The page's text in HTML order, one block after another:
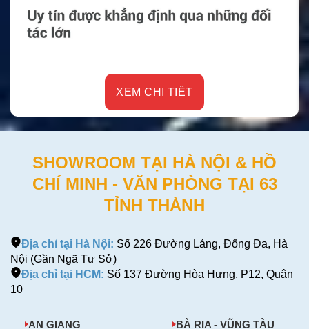
XEM CHI TIẾT
SHOWROOM TẠI HÀ NỘI & HỒ
CHÍ MINH - VĂN PHÒNG TẠI 63
TỈNH THÀNH
Địa chỉ tại Hà Nội: Số 226 Đường Láng, Đống Đa, Hà
Nội (Gần Ngã Tư Sở)
Địa chỉ tại HCM: Số 137 Đường Hòa Hưng, P12, Quận
10
AN GIANG BÀ RỊA - VŨNG TÀU